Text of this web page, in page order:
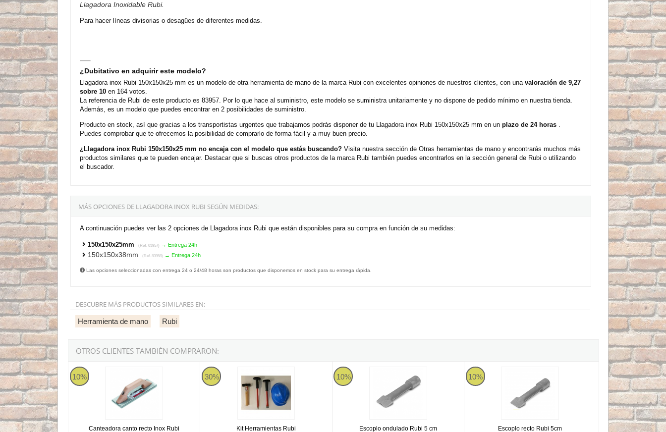
Llagadora Inoxidable Rubi.
Para hacer líneas divisorias o desagües de diferentes medidas.
¿Dubitativo en adquirir este modelo?
Llagadora inox Rubi 150x150x25 mm es un modelo de otra herramienta de mano de la marca Rubi con excelentes opiniones de nuestros clientes, con una valoración de 9,27
sobre 10 en 164 votos.
La referencia de Rubi de este producto es 83957. Por lo que hace al suministro, este modelo se suministra unitariamente y no dispone de pedido mínimo en nuestra tienda.
Además, es un modelo que puedes encontrar en 2 posibilidades de suministro.
Producto en stock, así que gracias a los transportistas urgentes que trabajamos podrás disponer de tu Llagadora inox Rubi 150x150x25 mm en un plazo de 24 horas .
Puedes comprobar que te ofrecemos la posibilidad de comprarlo de forma fácil y a muy buen precio.
¿Llagadora inox Rubi 150x150x25 mm no encaja con el modelo que estás buscando? Visita nuestra sección de Otras herramientas de mano y encontrarás muchos más
productos similares que te pueden encajar. Destacar que si buscas otros productos de la marca Rubi también puedes encontrarlos en la sección general de Rubi o utilizando
el buscador.
MÁS OPCIONES DE LLAGADORA INOX RUBI SEGÚN MEDIDAS:
A continuación puedes ver las 2 opciones de Llagadora inox Rubi que están disponibles para su compra en función de su medidas:
150x150x25mm (Ref. 83957) → Entrega 24h
150x150x38mm (Ref. 83958) → Entrega 24h
Las opciones seleccionadas con entrega 24 o 24/48 horas son productos que disponemos en stock para su entrega rápida.
DESCUBRE MÁS PRODUCTOS SIMILARES EN:
Herramienta de mano Rubi
OTROS CLIENTES TAMBIÉN COMPRARON:
10%
Canteadora canto recto Inox Rubi
Canteadora canto recto Inox Rubi
30%
Kit Herramientas Rubi
Kit Herramientas Rubi
10%
Escoplo ondulado Rubi 5 cm
Escoplo ondulado Rubi 5 cm
10%
Escoplo recto Rubi 5cm
Escoplo recto Rubi 5cm